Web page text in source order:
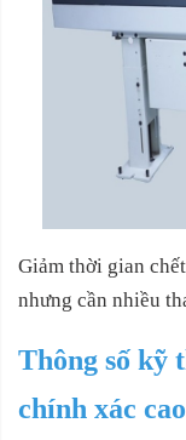
Giảm thời gian
nhưng cần nhiều
Thông số kỹ
chính xác